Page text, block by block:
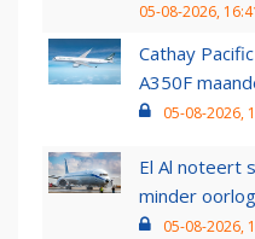
05-08-2026,
Cathay
A350F
05-08-2026,
El Al noteert
minder
05-08-2026,